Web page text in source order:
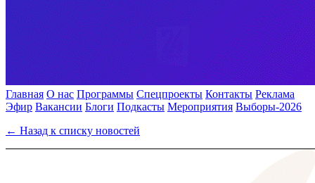
Главная О нас Программы Спецпроекты Контакты Реклама
Эфир Вакансии Блоги Подкасты Мероприятия Выборы-2026
← Назад к списку новостей